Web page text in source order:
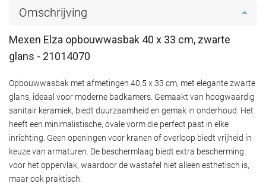
Omschrijving
Mexen Elza opbouwwasbak 40 x 33 cm, zwarte
glans - 21014070
Opbouwwasbak met afmetingen 40,5 x 33 cm, met elegante zwarte
glans, ideaal voor moderne badkamers. Gemaakt van hoogwaardig
sanitair keramiek, biedt duurzaamheid en gemak in onderhoud. Het
heeft een minimalistische, ovale vorm die perfect past in elke
inrichting. Geen openingen voor kranen of overloop biedt vrijheid in
keuze van armaturen. De beschermlaag biedt extra bescherming
voor het oppervlak, waardoor de wastafel niet alleen esthetisch is,
maar ook praktisch.